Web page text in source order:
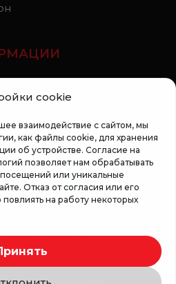
cookie
взаимодействие с сайтом, мы
как файлы cookie, для хранения
об устройстве. Согласие на
позволяет нам обрабатывать
или уникальные
Отказ от согласия или его
на работу некоторых
zile pana la vis»
© 2026 Top Shop
защищены.